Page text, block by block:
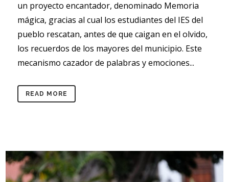
un proyecto encantador, denominado Memoria
mágica, gracias al cual los estudiantes del IES del
pueblo rescatan, antes de que caigan en el olvido,
los recuerdos de los mayores del municipio. Este
mecanismo cazador de palabras y emociones...
READ MORE